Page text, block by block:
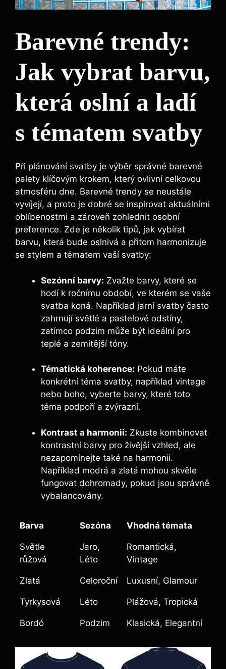
Barevné trendy:
Jak vybrat barvu,
která oslní a ladí
s tématem svatby
Při plánování svatby je výběr správné barevné
palety klíčovým krokem, který ovlivní celkovou
atmosféru dne. Barevné trendy se neustále
vyvíjejí, a proto je dobré se inspirovat aktuálními
oblíbenostmi a zároveň zohlednit osobní
preference. Zde je několik tipů, jak vybírat
barvu, která bude oslnivá a přitom harmonizuje
se stylem a tématem vaší svatby:
Sezónní barvy: Zvažte barvy, které se
hodí k ročnímu období, ve kterém se vaše
svatba koná. Například jarní svatby často
zahrnují světlé a pastelové odstíny,
zatímco podzim může být ideální pro
teplé a zemitější tóny.
Tématická koherence: Pokud máte
konkrétní téma svatby, například vintage
nebo boho, vyberte barvy, které toto
téma podpoří a zvýrazní.
Kontrast a harmonii: Zkuste kombinovat
kontrastní barvy pro živější vzhled, ale
nezapomínejte také na harmonii.
Například modrá a zlatá mohou skvěle
fungovat dohromady, pokud jsou správně
vybalancovány.
Barva Sezóna Vhodná témata
Světle
růžová
Jaro,
Léto
Romantická,
Vintage
Zlatá Celoroční Luxusní, Glamour
Tyrkysová Léto Plážová, Tropická
Bordó Podzim Klasická, Elegantní